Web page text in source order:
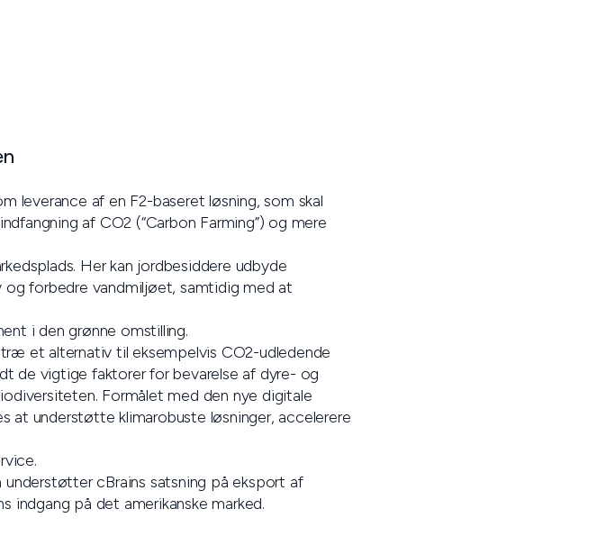
leverance af en F2-baseret løsning, som skal
af CO2 (“Carbon Farming”) og mere
Her kan jordbesiddere udbyde
og forbedre vandmiljøet, samtidig med at
i den grønne omstilling.
et alternativ til eksempelvis CO2-udledende
de vigtige faktorer for bevarelse af dyre- og
Formålet med den nye digitale
at understøtte klimarobuste løsninger, accelerere
cBrains satsning på eksport af
indgang på det amerikanske marked.